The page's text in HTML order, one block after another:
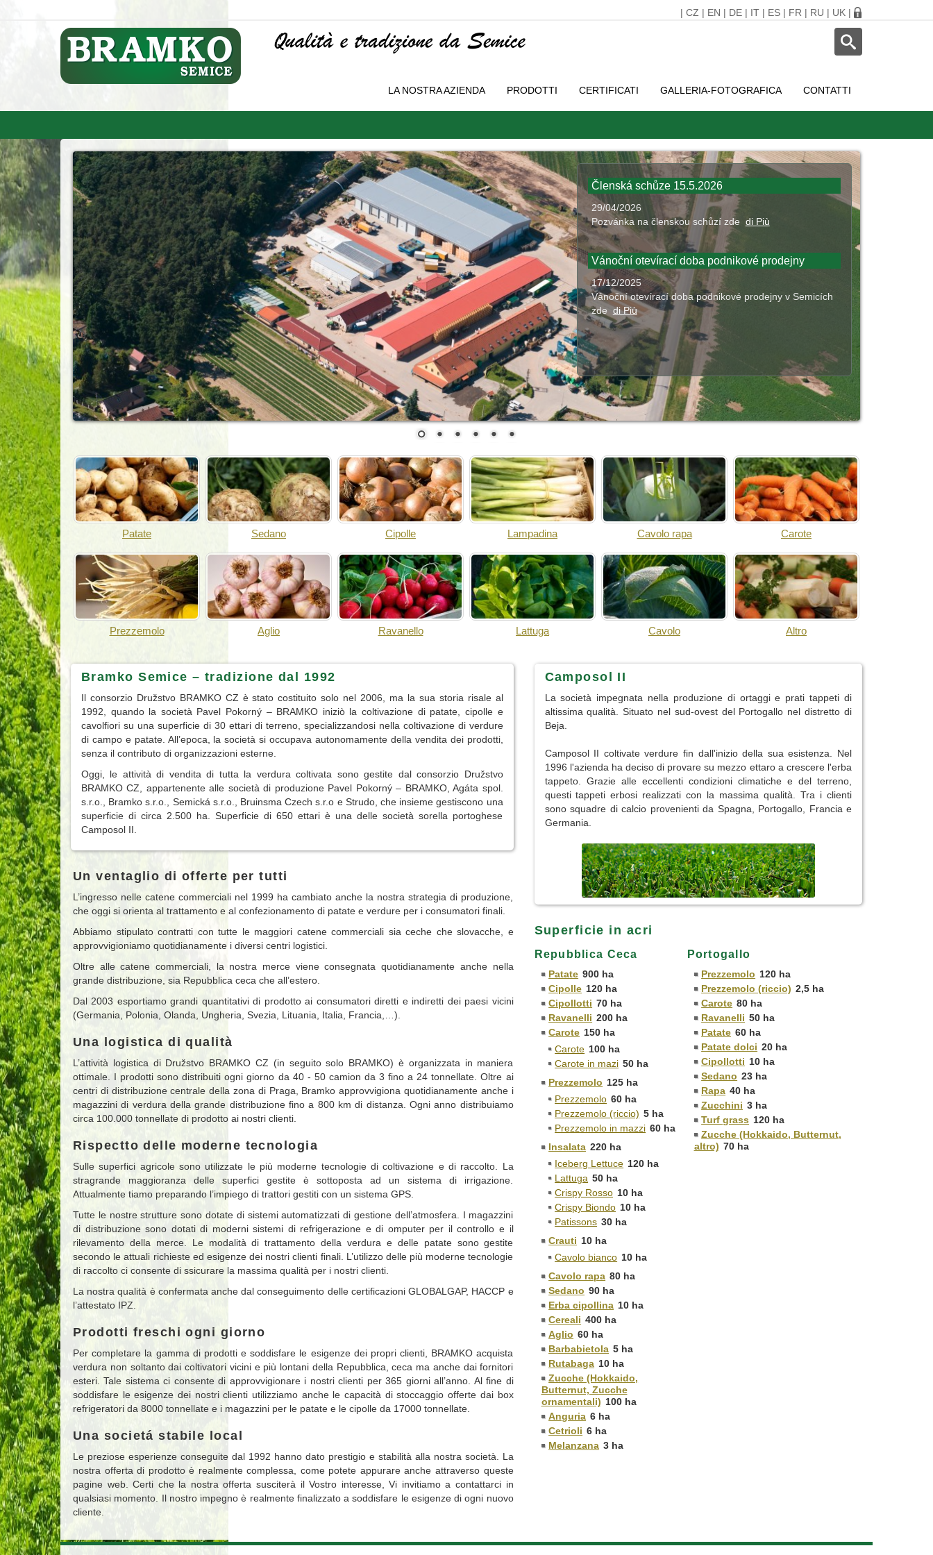
| CZ | EN | DE | IT | ES | FR | RU | UK |
LA NOSTRA AZIENDA PRODOTTI CERTIFICATI GALLERIA-FOTOGRAFICA CONTATTI
Členská schůze 15.5.2026
29/04/2026
Pozvánka na členskou schůzí zde di Più
Vánoční otevírací doba podnikové prodejny
17/12/2025
Vánoční otevírací doba podnikové prodejny v Semicích
zde di Più
Patate Sedano Cipolle Lampadina Cavolo rapa Carote
Prezzemolo Aglio Ravanello Lattuga Cavolo Altro
Bramko Semice – tradizione dal 1992
Il consorzio Družstvo BRAMKO CZ è stato costituito solo nel 2006, ma la sua storia risale al
1992, quando la società Pavel Pokorný – BRAMKO iniziò la coltivazione di patate, cipolle e
cavolfiori su una superficie di 30 ettari di terreno, specializzandosi nella coltivazione di verdure
di campo e patate. All’epoca, la società si occupava autonomamente della vendita dei prodotti,
senza il contributo di organizzazioni esterne.
Oggi, le attività di vendita di tutta la verdura coltivata sono gestite dal consorzio Družstvo
BRAMKO CZ, appartenente alle società di produzione Pavel Pokorný – BRAMKO, Agáta spol.
s.r.o., Bramko s.r.o., Semická s.r.o., Bruinsma Czech s.r.o e Strudo, che insieme gestiscono una
superficie di circa 2.500 ha. Superficie di 650 ettari è una delle società sorella portoghese
Camposol II.
Un ventaglio di offerte per tutti
L’ingresso nelle catene commerciali nel 1999 ha cambiato anche la nostra strategia di produzione,
che oggi si orienta al trattamento e al confezionamento di patate e verdure per i consumatori finali.
Abbiamo stipulato contratti con tutte le maggiori catene commerciali sia ceche che slovacche, e
approvvigioniamo quotidianamente i diversi centri logistici.
Oltre alle catene commerciali, la nostra merce viene consegnata quotidianamente anche nella
grande distribuzione, sia Repubblica ceca che all’estero.
Dal 2003 esportiamo grandi quantitativi di prodotto ai consumatori diretti e indiretti dei paesi vicini
(Germania, Polonia, Olanda, Ungheria, Svezia, Lituania, Italia, Francia,…).
Una logistica di qualità
L’attività logistica di Družstvo BRAMKO CZ (in seguito solo BRAMKO) è organizzata in maniera
ottimale. I prodotti sono distribuiti ogni giorno da 40 - 50 camion da 3 fino a 24 tonnellate. Oltre ai
centri di distribuzione centrale della zona di Praga, Bramko approvvigiona quotidianamente anche i
magazzini di verdura della grande distribuzione fino a 800 km di distanza. Ogni anno distribuiamo
circa 100.000 tonnellate di prodotto ai nostri clienti.
Rispectto delle moderne tecnologia
Sulle superfici agricole sono utilizzate le più moderne tecnologie di coltivazione e di raccolto. La
stragrande maggioranza delle superfici gestite è sottoposta ad un sistema di irrigazione.
Attualmente tiamo preparando l’impiego di trattori gestiti con un sistema GPS.
Tutte le nostre strutture sono dotate di sistemi automatizzati di gestione dell’atmosfera. I magazzini
di distribuzione sono dotati di moderni sistemi di refrigerazione e di omputer per il controllo e il
rilevamento della merce. Le modalità di trattamento della verdura e delle patate sono gestite
secondo le attuali richieste ed esigenze dei nostri clienti finali. L’utilizzo delle più moderne tecnologie
di raccolto ci consente di ssicurare la massima qualità per i nostri clienti.
La nostra qualità è confermata anche dal conseguimento delle certificazioni GLOBALGAP, HACCP e
l’attestato IPZ.
Prodotti freschi ogni giorno
Per completare la gamma di prodotti e soddisfare le esigenze dei propri clienti, BRAMKO acquista
verdura non soltanto dai coltivatori vicini e più lontani della Repubblica, ceca ma anche dai fornitori
esteri. Tale sistema ci consente di approvvigionare i nostri clienti per 365 giorni all’anno. Al fine di
soddisfare le esigenze dei nostri clienti utilizziamo anche le capacità di stoccaggio offerte dai box
refrigeratori da 8000 tonnellate e i magazzini per le patate e le cipolle da 17000 tonnellate.
Una societá stabile local
Le preziose esperienze conseguite dal 1992 hanno dato prestigio e stabilità alla nostra società. La
nostra offerta di prodotto è realmente complessa, come potete appurare anche attraverso queste
pagine web. Certi che la nostra offerta susciterà il Vostro interesse, Vi invitiamo a contattarci in
qualsiasi momento. Il nostro impegno è realmente finalizzato a soddisfare le esigenze di ogni nuovo
cliente.
Camposol II
La società impegnata nella produzione di ortaggi e prati tappeti di
altissima qualità. Situato nel sud-ovest del Portogallo nel distretto di
Beja.
Camposol II coltivate verdure fin dall'inizio della sua esistenza. Nel
1996 l'azienda ha deciso di provare su mezzo ettaro a crescere l'erba
tappeto. Grazie alle eccellenti condizioni climatiche e del terreno,
questi tappeti erbosi realizzati con la massima qualità. Tra i clienti
sono squadre di calcio provenienti da Spagna, Portogallo, Francia e
Germania.
Superficie in acri
Repubblica Ceca
Patate 900 ha
Cipolle 120 ha
Cipollotti 70 ha
Ravanelli 200 ha
Carote 150 ha
Carote 100 ha
Carote in mazi 50 ha
Prezzemolo 125 ha
Prezzemolo 60 ha
Prezzemolo (riccio) 5 ha
Prezzemolo in mazzi 60 ha
Insalata 220 ha
Iceberg Lettuce 120 ha
Lattuga 50 ha
Crispy Rosso 10 ha
Crispy Biondo 10 ha
Patissons 30 ha
Crauti 10 ha
Cavolo bianco 10 ha
Cavolo rapa 80 ha
Sedano 90 ha
Erba cipollina 10 ha
Cereali 400 ha
Aglio 60 ha
Barbabietola 5 ha
Rutabaga 10 ha
Zucche (Hokkaido,
Butternut, Zucche
ornamentali) 100 ha
Anguria 6 ha
Cetrioli 6 ha
Melanzana 3 ha
Portogallo
Prezzemolo 120 ha
Prezzemolo (riccio) 2,5 ha
Carote 80 ha
Ravanelli 50 ha
Patate 60 ha
Patate dolci 20 ha
Cipollotti 10 ha
Sedano 23 ha
Rapa 40 ha
Zucchini 3 ha
Turf grass 120 ha
Zucche (Hokkaido, Butternut,
altro) 70 ha